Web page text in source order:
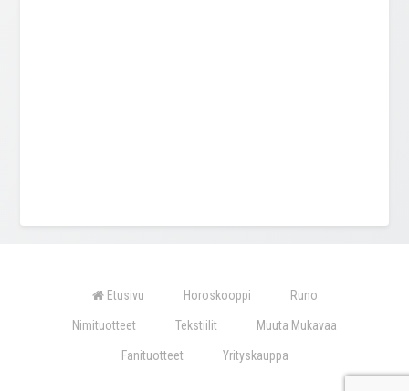
Etusivu Horoskooppi Runo
Nimituotteet Tekstiilit Muuta Mukavaa
Fanituotteet Yrityskauppa